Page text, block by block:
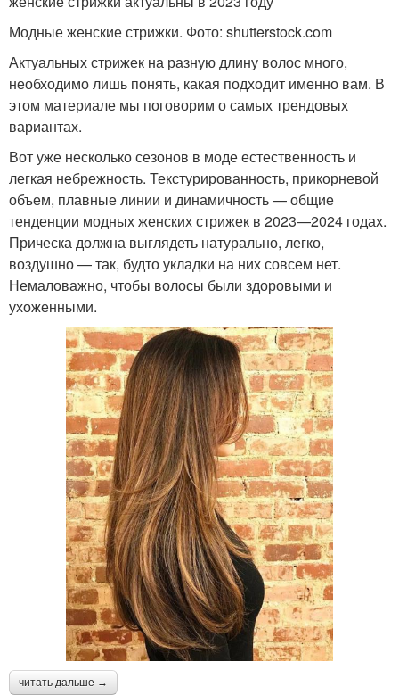
Модные женские стрижки. Фото: shutterstock.com
Актуальных стрижек на разную длину волос много,
необходимо лишь понять, какая подходит именно вам. В
этом материале мы поговорим о самых трендовых
вариантах.
Вот уже несколько сезонов в моде естественность и
легкая небрежность. Текстурированность, прикорневой
объем, плавные линии и динамичность — общие
тенденции модных женских стрижек в 2023—2024 годах.
Прическа должна выглядеть натурально, легко,
воздушно — так, будто укладки на них совсем нет.
Немаловажно, чтобы волосы были здоровыми и
ухоженными.
читать дальше →